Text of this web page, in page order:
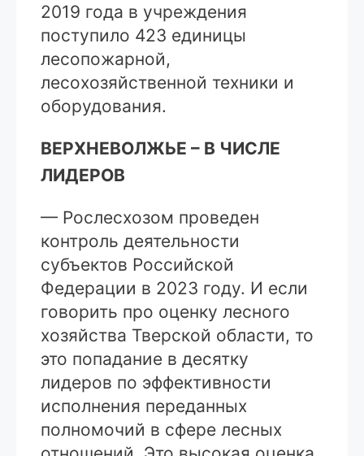
2019 года в учреждения
поступило 423 единицы
лесопожарной,
лесохозяйственной техники и
оборудования.
ВЕРХНЕВОЛЖЬЕ – В ЧИСЛЕ
ЛИДЕРОВ
— Рослесхозом проведен
контроль деятельности
субъектов Российской
Федерации в 2023 году. И если
говорить про оценку лесного
хозяйства Тверской области, то
это попадание в десятку
лидеров по эффективности
исполнения переданных
полномочий в сфере лесных